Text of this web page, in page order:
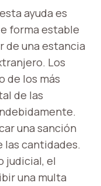
ayuda es
forma estable
de una estancia
Los
de los más
de las
una sanción
las cantidades.
judicial, el
una multa